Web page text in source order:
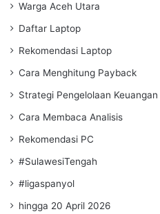
Warga Aceh Utara
Daftar Laptop
Rekomendasi Laptop
Cara Menghitung Payback
Strategi Pengelolaan Keuangan
Cara Membaca Analisis
Rekomendasi PC
#SulawesiTengah
#ligaspanyol
hingga 20 April 2026